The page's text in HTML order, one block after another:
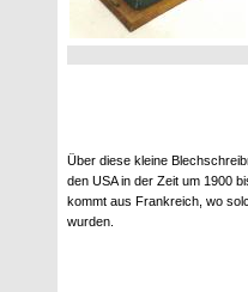
Über diese kleine
den USA in der Zeit um 1900
kommt aus Frankreich, wo
wurden.